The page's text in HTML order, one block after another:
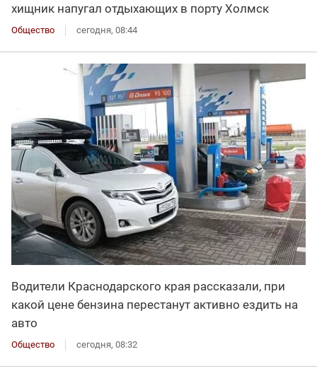
хищник напугал отдыхающих в порту Холмск
Общество сегодня, 08:44
Водители Краснодарского края рассказали, при
какой цене бензина перестанут активно ездить на
авто
Общество сегодня, 08:32